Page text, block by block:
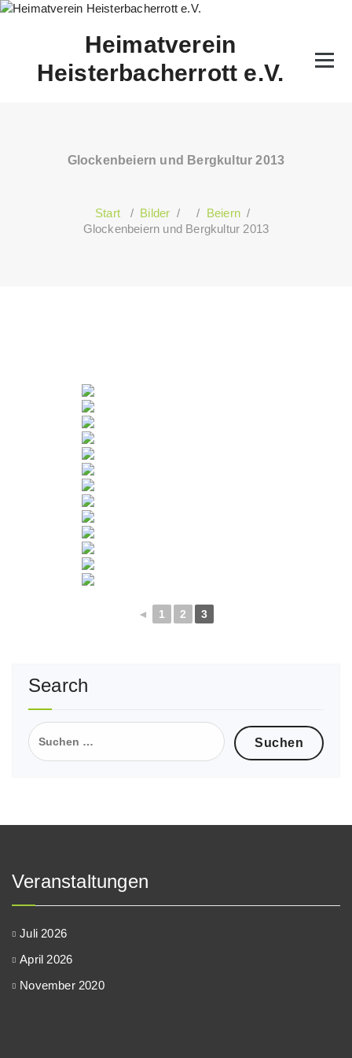
Zum
Heimatverein
Heisterbacherrott e.V.
Glockenbeiern und Bergkultur 2013
Start / Bilder / / Beiern/
Glockenbeiern und Bergkultur 2013
◄ 1 2 3
Search
Suche
nach:
Veranstaltungen
Juli 2026
April 2026
November 2020